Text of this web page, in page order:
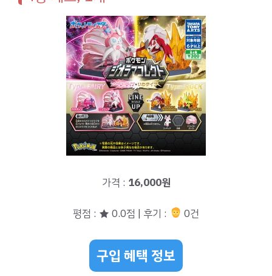
가격 : 16,000원
평점 : ★ 0.0점 | 후기 : 0건
구입 혜택 정보